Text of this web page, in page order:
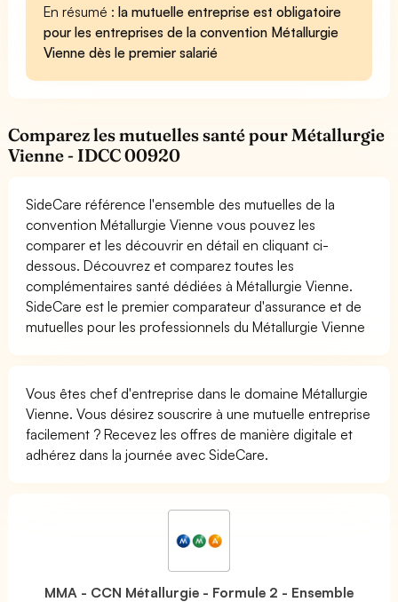
En résumé :la mutuelle entreprise est obligatoire
pour les entreprises de la convention Métallurgie
Vienne dès le premier salarié
Comparez les mutuelles santé pour Métallurgie
Vienne - IDCC 00920
SideCare référence l'ensemble des mutuelles de la
convention Métallurgie Vienne vous pouvez les
comparer et les découvrir en détail en cliquant ci-
dessous. Découvrez et comparez toutes les
complémentaires santé dédiées à Métallurgie Vienne.
SideCare est le premier comparateur d'assurance et de
mutuelles pour les professionnels du Métallurgie Vienne
Vous êtes chef d'entreprise dans le domaine Métallurgie
Vienne. Vous désirez souscrire à une mutuelle entreprise
facilement ? Recevez les offres de manière digitale et
adhérez dans la journée avec SideCare.
MMA - CCN Métallurgie - Formule 2 - Ensemble